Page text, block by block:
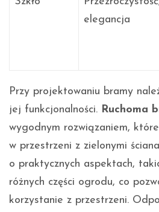
elegancja
Przy projektowaniu bramy
jej funkcjonalności. Ruchoma
wygodnym rozwiązaniem,
w przestrzeni z zielonymi
o praktycznych aspektach,
różnych części ogrodu, co
korzystanie z przestrzeni.